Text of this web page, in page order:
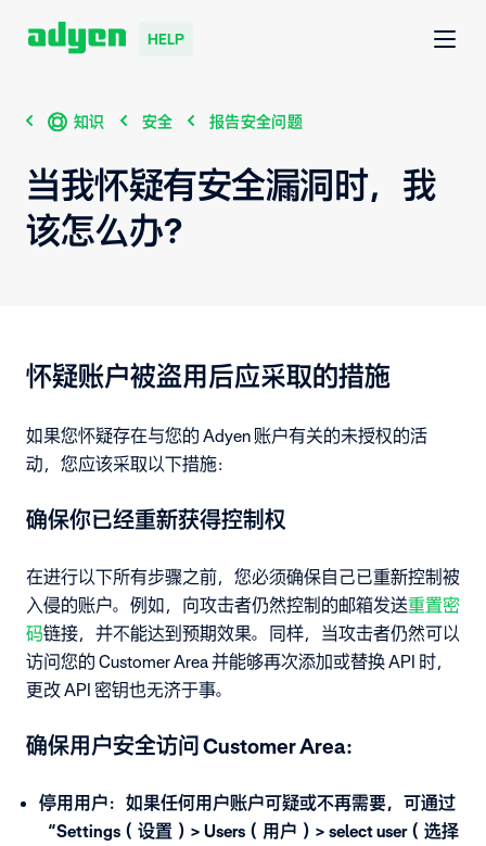
HELP
知识 安全 报告安全问题
当我怀疑有安全漏洞时，我
该怎么办？
怀疑账户被盗用后应采取的措施
如果您怀疑存在与您的 Adyen 账户有关的未授权的活
动，您应该采取以下措施：
确保你已经重新获得控制权
在进行以下所有步骤之前，您必须确保自己已重新控制被
入侵的账户。例如，向攻击者仍然控制的邮箱发送重置密
码链接，并不能达到预期效果。同样，当攻击者仍然可以
访问您的 Customer Area 并能够再次添加或替换 API 时，
更改 API 密钥也无济于事。
确保用户安全访问 Customer Area：
停用用户：如果任何用户账户可疑或不再需要，可通过
“Settings（设置）> Users（用户）> select user（选择